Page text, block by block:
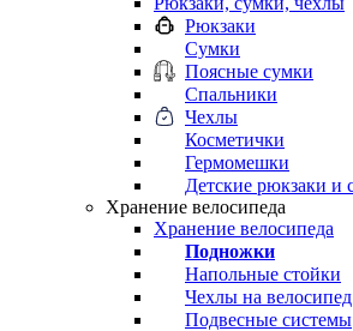
Рюкзаки
Сумки
Поясные сумки
Спальники
Чехлы
Косметички
Гермомешки
Детские рюкзаки и
Хранение велосипеда
Хранение велосипеда
Подножки
Напольные стойки
Чехлы на велосипед
Подвесные системы